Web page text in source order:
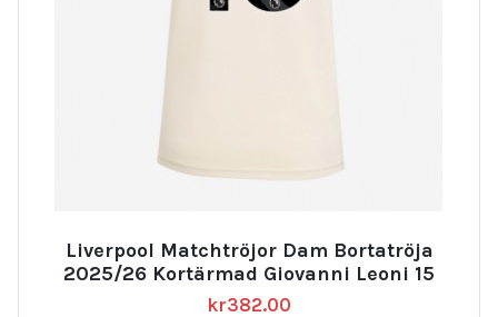
Liverpool Matchtröjor Dam Bortatröja
2025/26 Kortärmad Giovanni Leoni 15
kr382.00